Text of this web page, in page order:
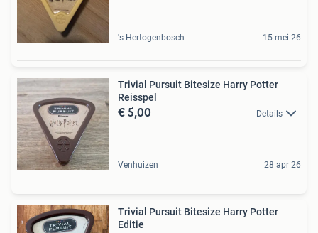
's-Hertogenbosch 15 mei 26
Trivial Pursuit Bitesize Harry Potter
Reisspel
€ 5,00 Details
Venhuizen 28 apr 26
Trivial Pursuit Bitesize Harry Potter
Editie